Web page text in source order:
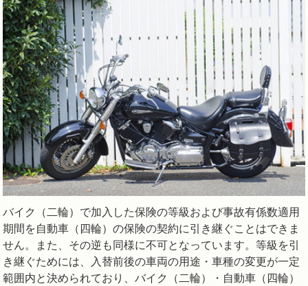
バイク（二輪）で加入した保険の等級および事故有係数適用
期間を自動車（四輪）の保険の契約に引き継ぐことはできま
せん。また、その逆も同様に不可となっています。等級を引
き継ぐためには、入替前後の車両の用途・車種の変更が一定
範囲内と決められており、バイク（二輪）・自動車（四輪）